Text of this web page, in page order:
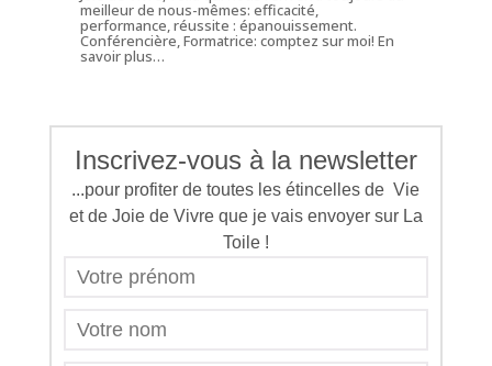
meilleur de nous-mêmes: efficacité,
performance, réussite : épanouissement.
Conférencière, Formatrice: comptez sur moi!En
savoir plus…
Inscrivez-vous à la newsletter
...pour profiter de toutes les étincelles de Vie
et de Joie de Vivre que je vais envoyer sur La
Toile !